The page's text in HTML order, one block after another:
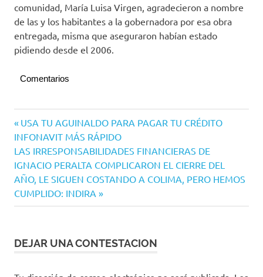
comunidad, María Luisa Virgen, agradecieron a nombre
de las y los habitantes a la gobernadora por esa obra
entregada, misma que aseguraron habían estado
pidiendo desde el 2006.
Comentarios
Navegación
de
entradas
Entrada
anterior:
USA TU AGUINALDO PARA PAGAR TU CRÉDITO
INFONAVIT MÁS RÁPIDO
Siguiente
entrada:
LAS IRRESPONSABILIDADES FINANCIERAS DE
IGNACIO PERALTA COMPLICARON EL CIERRE DEL
AÑO, LE SIGUEN COSTANDO A COLIMA, PERO HEMOS
CUMPLIDO: INDIRA
DEJAR UNA CONTESTACION